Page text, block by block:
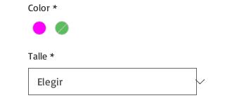
Color *
Talle *